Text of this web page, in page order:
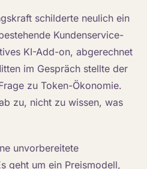
schilderte neulich ein
Kundenservice-
KI-Add-on, abgerechnet
im Gespräch stellte der
zu Token-Ökonomie.
zu, nicht zu wissen, was
unvorbereitete
geht um ein Preismodell,